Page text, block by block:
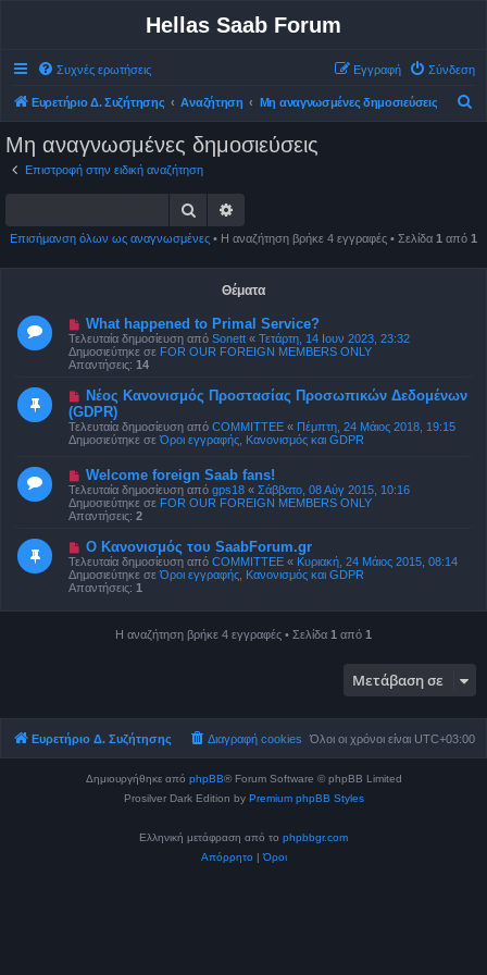
Hellas Saab Forum
Συχνές ερωτήσεις Σύνδεση
Εγγραφή
Ευρετήριο Δ. Συζήτησης Αναζήτηση Μη αναγνωσμένες δημοσιεύσεις
τ
Μη αναγνωσμένες δημοσιεύσεις
Επιστροφή στην ειδική αναζήτηση
Αναζήτηση
Επισήμανση όλων ως αναγνωσμένες • Η αναζήτηση βρήκε 4 εγγραφές • Σελίδα 1 από 1
Θέματα
Ν
έ
α
δ
η
ο
σ
ί
ε
η
What happened to Primal Service?
Τελευταία δημοσίευση από Sonett « Τετάρτη, 14 Ιουν 2023, 23:32
Δημοσιεύτηκε σε FOR OUR FOREIGN MEMBERS ONLY
Απαντήσεις: 14
Ν
έ
α
δ
η
ο
σ
ί
ε
υ
η
Νέος Κανονισμός Προστασίας Προσωπικών Δεδομένων
(GDPR)
Τελευταία δημοσίευση από COMMITTEE « Πέμπτη, 24 Μάιος 2018, 19:15
Δημοσιεύτηκε σεΌροι εγγραφής, Κανονισμός και GDPR
Ν
έ
α
δ
η
ο
σ
ί
ε
σ
Welcome foreign Saab fans!
Τελευταία δημοσίευση από gps18 « Σάββατο, 08 Αύγ 2015, 10:16
Δημοσιεύτηκε σε FOR OUR FOREIGN MEMBERS ONLY
Απαντήσεις: 2
Ν
έ
α
δ
η
μ
Ο Κανονισμός του SaabForum.gr
Τελευταία δημοσίευση από COMMITTEE « Κυριακή, 24 Μάιος 2015, 08:14
Δημοσιεύτηκε σεΌροι εγγραφής, Κανονισμός και GDPR
Απαντήσεις: 1
Η αναζήτηση βρήκε 4 εγγραφές • Σελίδα 1 από 1
Μετάβαση σε
Ευρετήριο Δ. Συζήτησης Όλοι οι χρόνοι είναι UTC+03:00
Διαγραφή cookies
Δημιουργήθηκε από phpBB® Forum Software © phpBB Limited
Prosilver Dark Edition by Premium phpBB Styles
Ελληνική μετάφραση από το phpbbgr.com
Απόρρητο |Όροι